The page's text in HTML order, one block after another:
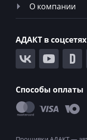
О компании
АДАКТ в соцсетях
Способы оплаты